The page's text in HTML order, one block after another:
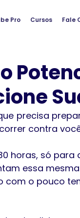
Pro Cursos Fale
precisa
contra
horas, só para
essa
com o pouco